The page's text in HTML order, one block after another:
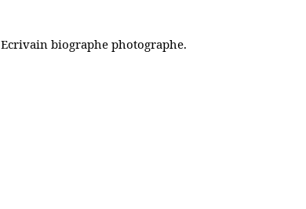
Ecrivain biographe photographe.